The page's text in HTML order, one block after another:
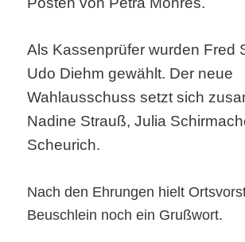
Als Kassenprüfer wurden Fred
Udo Diehm gewählt. Der neue
Wahlausschuss setzt sich
Nadine Strauß, Julia
Scheurich.
Nach den Ehrungen hielt
Beuschlein noch ein Grußwort.